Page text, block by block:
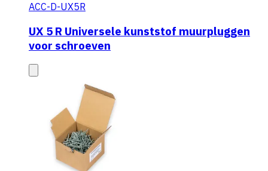
ACC-D-UX5R
UX 5 R Universele kunststof muurpluggen
voor schroeven